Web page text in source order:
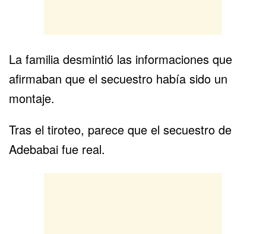
La familia desmintió las informaciones que
afirmaban que el secuestro había sido un
montaje.
Tras el tiroteo, parece que el secuestro de
Adebabai fue real.